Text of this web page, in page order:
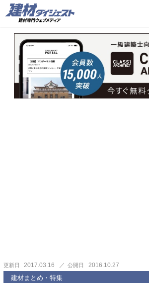
更新日 2017.03.16 公開日 2016.10.27
建材まとめ・特集